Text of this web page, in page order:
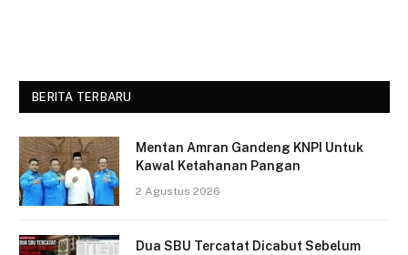
BERITA TERBARU
Mentan Amran Gandeng KNPI Untuk
Kawal Ketahanan Pangan
2 Agustus 2026
Dua SBU Tercatat Dicabut Sebelum